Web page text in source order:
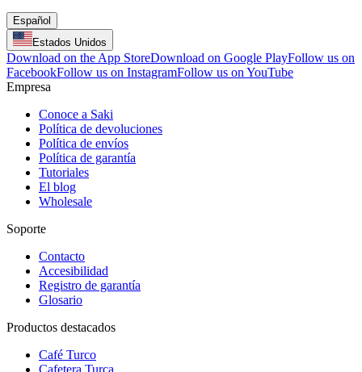
Español
Estados Unidos
Download on the App StoreDownload on Google PlayFollow us on
FacebookFollow us on InstagramFollow us on YouTube
Empresa
Conoce a Saki
Política de devoluciones
Política de envíos
Política de garantía
Tutoriales
El blog
Wholesale
Soporte
Contacto
Accesibilidad
Registro de garantía
Glosario
Productos destacados
Café Turco